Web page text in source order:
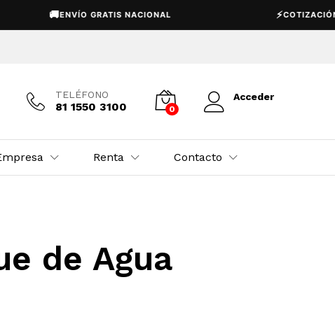
ENVÍO GRATIS NACIONAL COTIZACIÓN
TELÉFONO
81 1550 3100 0
Acceder
Renta Contacto
de Agua